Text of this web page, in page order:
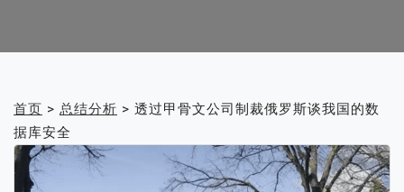
首页 > 总结分析 > 透过甲骨文公司制裁俄罗斯谈我国的数
据库安全